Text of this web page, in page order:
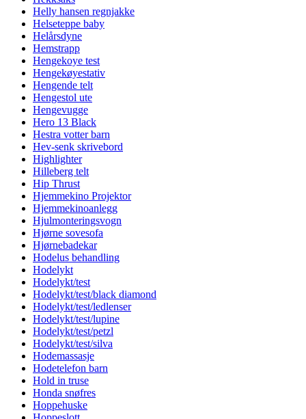
Helly hansen regnjakke
Helseteppe baby
Helårsdyne
Hemstrapp
Hengekoye test
Hengekøyestativ
Hengende telt
Hengestol ute
Hengevugge
Hero 13 Black
Hestra votter barn
Hev-senk skrivebord
Highlighter
Hilleberg telt
Hip Thrust
Hjemmekino Projektor
Hjemmekinoanlegg
Hjulmonteringsvogn
Hjørne sovesofa
Hjørnebadekar
Hodelus behandling
Hodelykt
Hodelykt/test
Hodelykt/test/black diamond
Hodelykt/test/ledlenser
Hodelykt/test/lupine
Hodelykt/test/petzl
Hodelykt/test/silva
Hodemassasje
Hodetelefon barn
Hold in truse
Honda snøfres
Hoppehuske